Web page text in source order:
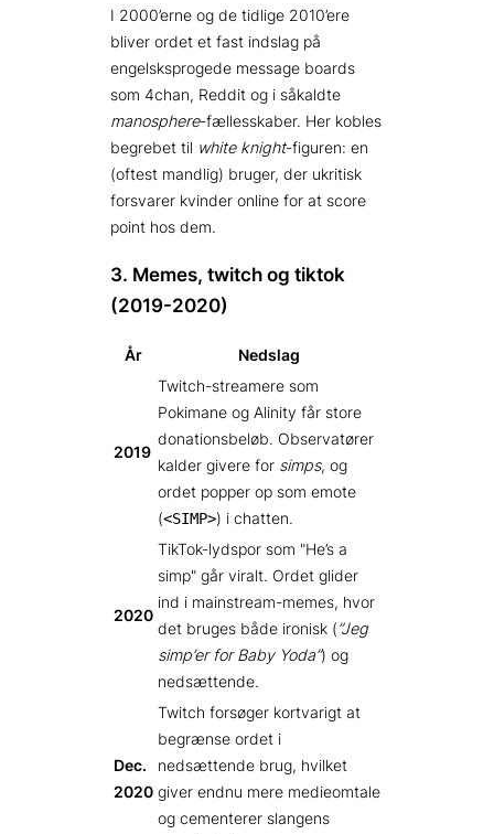
I 2000’erne og de tidlige 2010’ere
bliver ordet et fast indslag på
engelsksprogede message boards
som 4chan, Reddit og i såkaldte
manosphere-fællesskaber. Her kobles
begrebet til white knight-figuren: en
(oftest mandlig) bruger, der ukritisk
forsvarer kvinder online for at score
point hos dem.
3. Memes, twitch og tiktok
(2019-2020)
År Nedslag
2019
Twitch-streamere som
Pokimane og Alinity får store
donationsbeløb. Observatører
kalder givere for simps, og
ordet popper op som emote
(<SIMP>) i chatten.
2020
TikTok-lydspor som
He’s a
simp går viralt. Ordet glider
ind i mainstream-memes, hvor
det bruges både ironisk (”Jeg
simp’er for Baby Yoda”) og
nedsættende.
Dec.
2020
Twitch forsøger kortvarigt at
begrænse ordet i
nedsættende brug, hvilket
giver endnu mere medieomtale
og cementerer slangens